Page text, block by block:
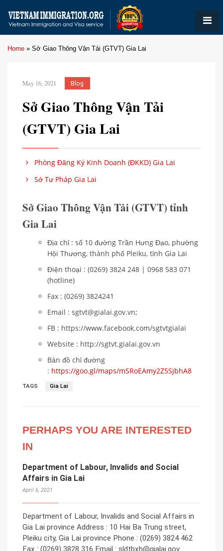
Home » Sở Giao Thông Vận Tải (GTVT) Gia Lai
May 16, 2021 Blog
Sở Giao Thông Vận Tải
(GTVT) Gia Lai
Phòng Đăng Ký Kinh Doanh (ĐKKD) Gia Lai
Sở Tư Pháp Gia Lai
Sở Giao Thông Vận Tải (GTVT) tỉnh
Gia Lai
Địa chỉ : số 10 đường Trần Hưng Đạo, phường
Hội Thương, thành phố Pleiku, tỉnh Gia Lai
Điện thoại : (0269) 3824 248 | 0968 583 071
(hotline)
Fax : (0269) 3824241
Email : sgtvt@gialai.gov.vn;
FB : https://www.facebook.com/sgtvtgialai
Website : http://sgtvt.gialai.gov.vn
Bản đồ chỉ đường
: https://goo.gl/maps/mSRoEAmy2Z5SjbhA8
TAGS Gia Lai
PERHAPS YOU ARE INTERESTED
IN
Department of Labour, Invalids and Social
Affairs in Gia Lai
April 6, 2021
Department of Labour, Invalids and Social Affairs in
Gia Lai province Address : 10 Hai Ba Trung street,
Pleiku city, Gia Lai province Phone : (0269) 3824 462
Fax : (0269) 3828 316 Email : sldtbxh@gialai.gov.